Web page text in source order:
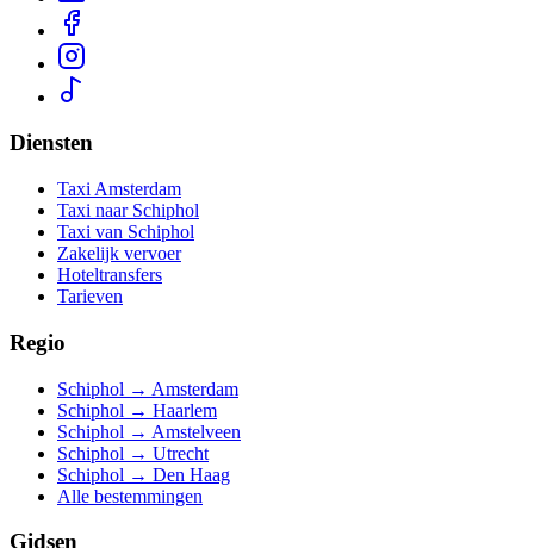
Diensten
Taxi Amsterdam
Taxi naar Schiphol
Taxi van Schiphol
Zakelijk vervoer
Hoteltransfers
Tarieven
Regio
Schiphol → Amsterdam
Schiphol → Haarlem
Schiphol → Amstelveen
Schiphol → Utrecht
Schiphol → Den Haag
Alle bestemmingen
Gidsen